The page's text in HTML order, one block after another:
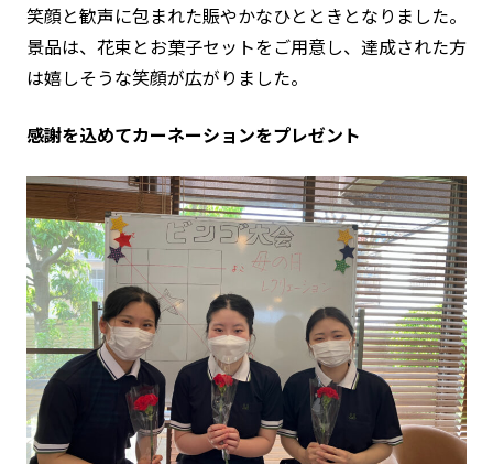
笑顔と歓声に包まれた賑やかなひとときとなりました。
景品は、花束とお菓子セットをご用意し、達成された方
は嬉しそうな笑顔が広がりました。
感謝を込めてカーネーションをプレゼント